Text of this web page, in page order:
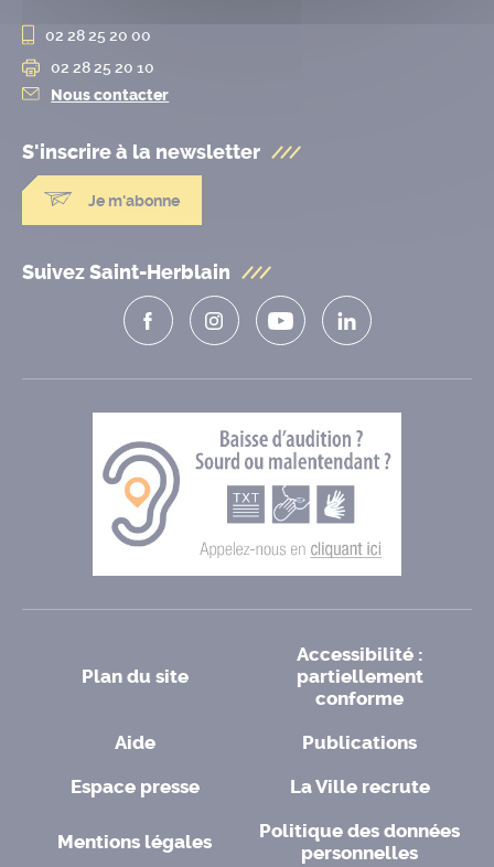
02 28 25 20 00
02 28 25 20 10
Nous contacter
S'inscrire à la newsletter
Je m'abonne
Suivez Saint-Herblain
Plan du site
Accessibilité :
partiellement
conforme
Aide
Publications
Espace presse
La Ville recrute
Mentions légales
Politique des données
personnelles